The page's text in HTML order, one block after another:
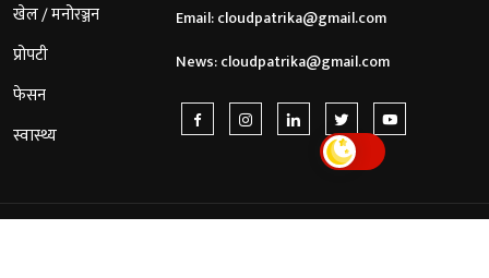
खेल / मनोरञ्जन
प्रोपटी
फेसन
स्वास्थ्य
Email:cloudpatrika@gmail.com
News:cloudpatrika@gmail.com